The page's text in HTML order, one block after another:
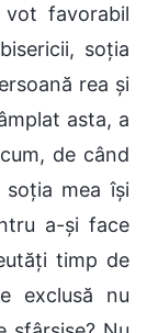
favorabil
soția
rea și
asta, a
de când
soția mea își
a-și face
timp de
exclusă nu